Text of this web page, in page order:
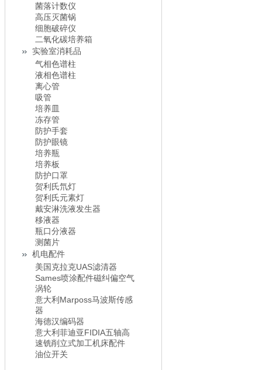
菌落计数仪
高压灭菌锅
细胞破碎仪
二氧化碳培养箱
实验室消耗品
气相色谱柱
液相色谱柱
离心管
吸管
培养皿
冻存管
防护手套
防护眼镜
培养瓶
培养板
防护口罩
贺利氏氘灯
贺利氏元素灯
戴安淋洗液发生器
移液器
瓶口分液器
测菌片
机电配件
美国克拉克UAS滤清器
Sames喷涂配件磁纠偏空气
涡轮
意大利Marposs马波斯传感
器
海德汉编码器
意大利菲迪亚FIDIA五轴高
速铣削立式加工机床配件
油位开关